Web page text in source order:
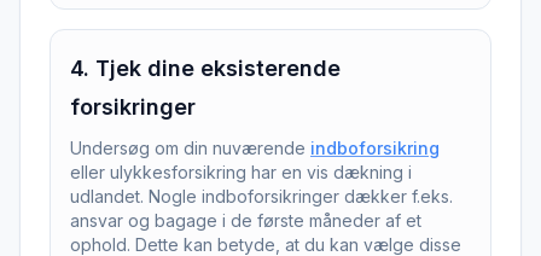
4. Tjek dine eksisterende
forsikringer
Undersøg om din nuværende indboforsikring
eller ulykkesforsikring har en vis dækning i
udlandet. Nogle indboforsikringer dækker f.eks.
ansvar og bagage i de første måneder af et
ophold. Dette kan betyde, at du kan vælge disse